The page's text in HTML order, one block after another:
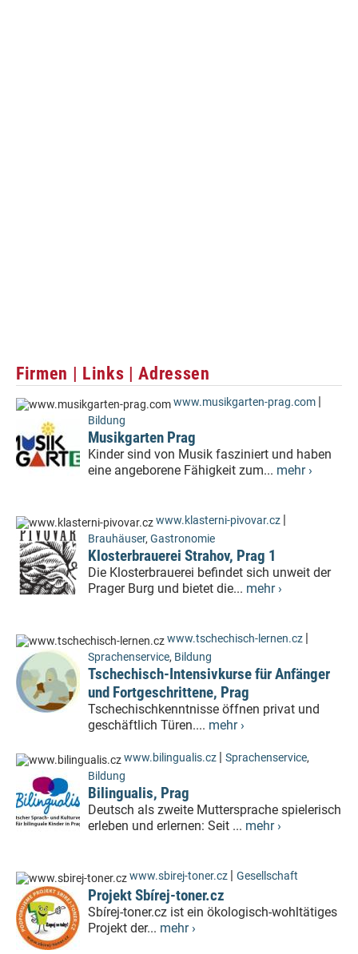
Firmen | Links | Adressen
www.musikgarten-prag.com |
Bildung
Musikgarten Prag
Kinder sind von Musik fasziniert und haben
eine angeborene Fähigkeit zum... mehr ›
www.klasterni-pivovar.cz |
Brauhäuser, Gastronomie
Klosterbrauerei Strahov, Prag 1
Die Klosterbrauerei befindet sich unweit der
Prager Burg und bietet die... mehr ›
www.tschechisch-lernen.cz |
Sprachenservice, Bildung
Tschechisch-Intensivkurse für Anfänger
und Fortgeschrittene, Prag
Tschechischkenntnisse öffnen privat und
geschäftlich Türen.... mehr ›
www.bilingualis.cz | Sprachenservice,
Bildung
Bilingualis, Prag
Deutsch als zweite Muttersprache spielerisch
erleben und erlernen: Seit ... mehr ›
www.sbirej-toner.cz | Gesellschaft
Projekt Sbírej-toner.cz
Sbírej-toner.cz ist ein ökologisch-wohltätiges
Projekt der... mehr ›